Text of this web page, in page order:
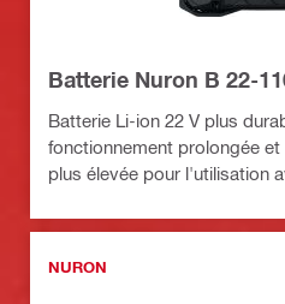
Batterie Nuron B 22-
Batterie Li-ion 22 V plus
fonctionnement prolongée
plus élevée pour l'utilisation
NURON